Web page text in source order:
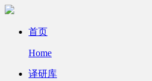
首页
Home
译研库